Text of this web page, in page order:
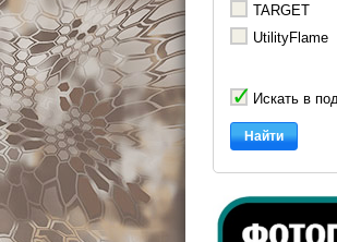
TARGET
UtilityFlame
Искать в